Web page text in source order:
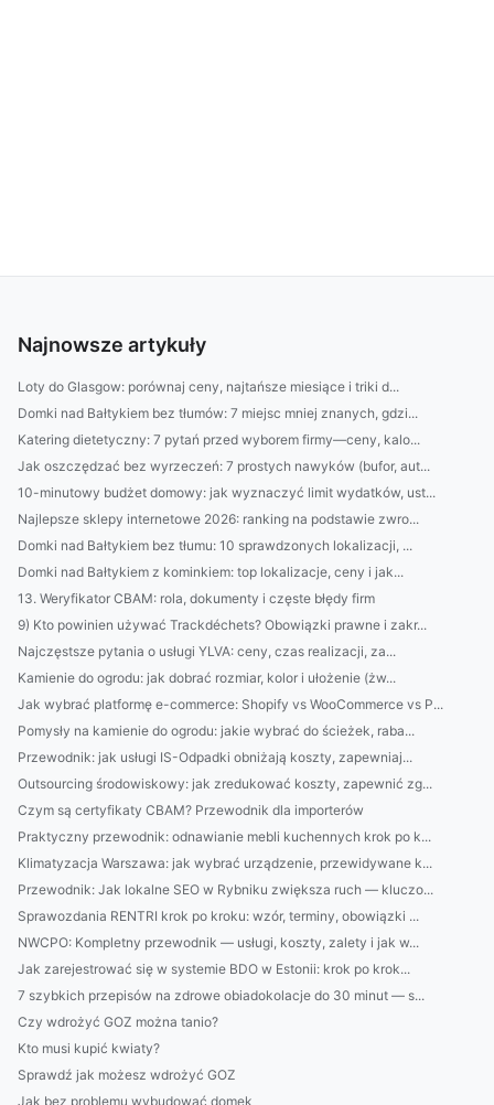
Najnowsze artykuły
Loty do Glasgow: porównaj ceny, najtańsze miesiące i triki d...
Domki nad Bałtykiem bez tłumów: 7 miejsc mniej znanych, gdzi...
Katering dietetyczny: 7 pytań przed wyborem firmy—ceny, kalo...
Jak oszczędzać bez wyrzeczeń: 7 prostych nawyków (bufor, aut...
10-minutowy budżet domowy: jak wyznaczyć limit wydatków, ust...
Najlepsze sklepy internetowe 2026: ranking na podstawie zwro...
Domki nad Bałtykiem bez tłumu: 10 sprawdzonych lokalizacji, ...
Domki nad Bałtykiem z kominkiem: top lokalizacje, ceny i jak...
13. Weryfikator CBAM: rola, dokumenty i częste błędy firm
9) Kto powinien używać Trackdéchets? Obowiązki prawne i zakr...
Najczęstsze pytania o usługi YLVA: ceny, czas realizacji, za...
Kamienie do ogrodu: jak dobrać rozmiar, kolor i ułożenie (żw...
Jak wybrać platformę e-commerce: Shopify vs WooCommerce vs P...
Pomysły na kamienie do ogrodu: jakie wybrać do ścieżek, raba...
Przewodnik: jak usługi IS-Odpadki obniżają koszty, zapewniaj...
Outsourcing środowiskowy: jak zredukować koszty, zapewnić zg...
Czym są certyfikaty CBAM? Przewodnik dla importerów
Praktyczny przewodnik: odnawianie mebli kuchennych krok po k...
Klimatyzacja Warszawa: jak wybrać urządzenie, przewidywane k...
Przewodnik: Jak lokalne SEO w Rybniku zwiększa ruch — kluczo...
Sprawozdania RENTRI krok po kroku: wzór, terminy, obowiązki ...
NWCPO: Kompletny przewodnik — usługi, koszty, zalety i jak w...
Jak zarejestrować się w systemie BDO w Estonii: krok po krok...
7 szybkich przepisów na zdrowe obiadokolacje do 30 minut — s...
Czy wdrożyć GOZ można tanio?
Kto musi kupić kwiaty?
Sprawdź jak możesz wdrożyć GOZ
Jak bez problemu wybudować domek